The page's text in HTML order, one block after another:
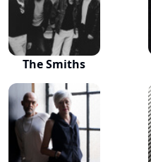
The Smiths